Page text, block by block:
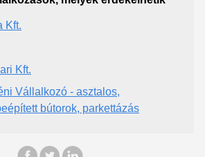
Kft.
Kft.
Vállalkozó - asztalos,
bútorok, parkettázás